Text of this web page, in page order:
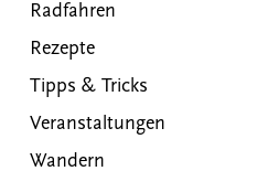
Radfahren
Rezepte
Tipps & Tricks
Veranstaltungen
Wandern